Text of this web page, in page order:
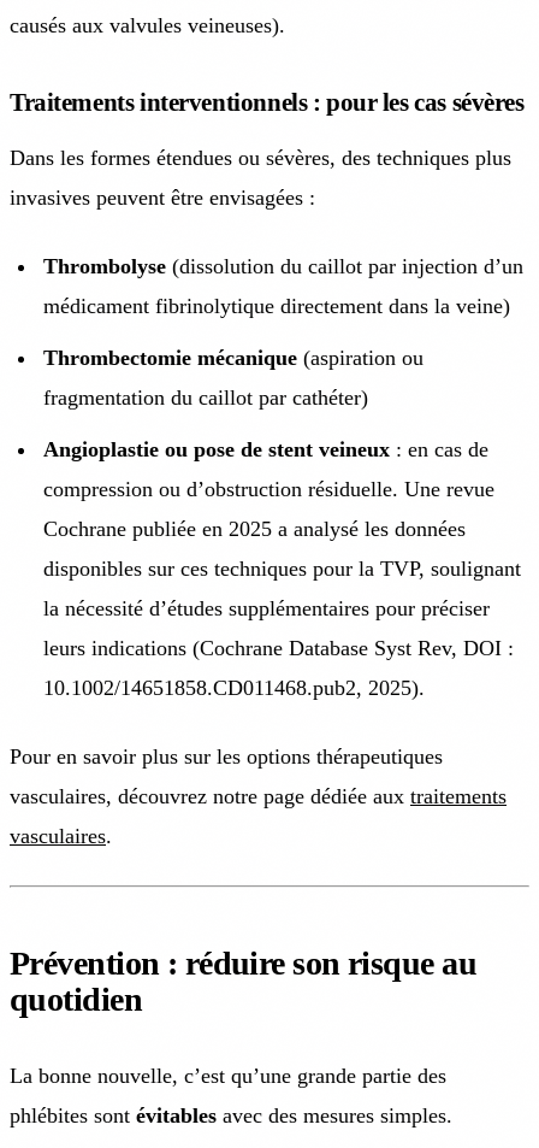
causés aux valvules veineuses).
Traitements interventionnels : pour les cas sévères
Dans les formes étendues ou sévères, des techniques plus
invasives peuvent être envisagées :
Thrombolyse (dissolution du caillot par injection d’un
médicament fibrinolytique directement dans la veine)
Thrombectomie mécanique (aspiration ou
fragmentation du caillot par cathéter)
Angioplastie ou pose de stent veineux : en cas de
compression ou d’obstruction résiduelle. Une revue
Cochrane publiée en 2025 a analysé les données
disponibles sur ces techniques pour la TVP, soulignant
la nécessité d’études supplémentaires pour préciser
leurs indications (Cochrane Database Syst Rev, DOI :
10.1002/14651858.CD011468.pub2, 2025).
Pour en savoir plus sur les options thérapeutiques
vasculaires, découvrez notre page dédiée aux traitements
vasculaires.
Prévention : réduire son risque au
quotidien
La bonne nouvelle, c’est qu’une grande partie des
phlébites sont évitables avec des mesures simples.